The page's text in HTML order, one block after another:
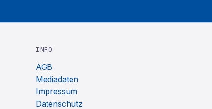
INFO
AGB
Mediadaten
Impressum
Datenschutz